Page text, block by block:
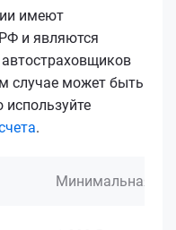
имеют
и являются
случае может быть
используйте
.
Минимальная